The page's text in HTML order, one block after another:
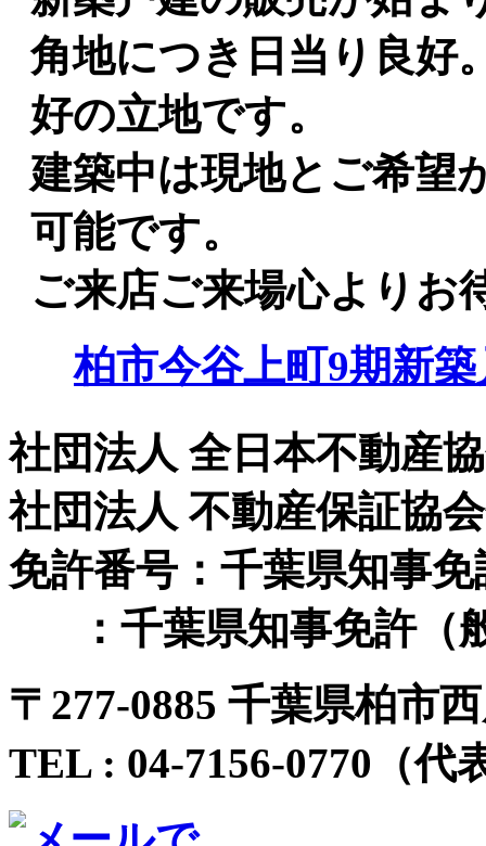
角地につき日当り良好
好の立地です。
建築中は現地とご希望
可能です。
ご来店ご来場心より
柏市今谷上町9期新
社団法人 全日本不動産
社団法人 不動産保証協
免許番号：千葉県知事免
：千葉県知事免許（
〒 277-0885 千葉県柏市
TEL : 04-7156-0770 （